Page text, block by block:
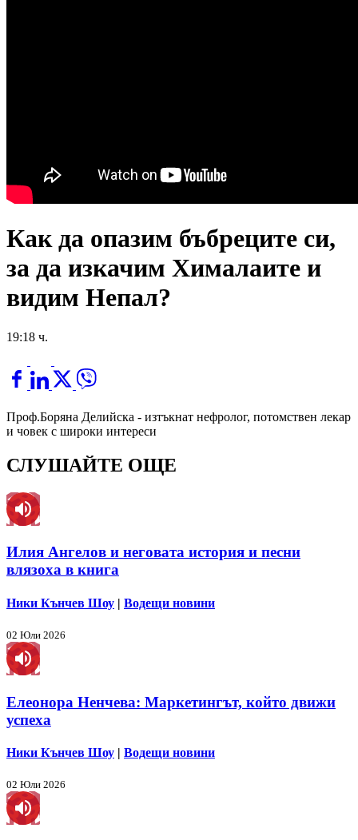
Как да опазим бъбреците си,
за да изкачим Хималаите и
видим Непал?
19:18 ч.
Проф.Боряна Делийска - изтъкнат нефролог, потомствен лекар
и човек с широки интереси
СЛУШАЙТЕ ОЩЕ
Илия Ангелов и неговата история и песни
влязоха в книга
Ники Кънчев Шоу | Водещи новини
02 Юли 2026
Елеонора Ненчева: Маркетингът, който движи
успеха
Ники Кънчев Шоу | Водещи новини
02 Юли 2026